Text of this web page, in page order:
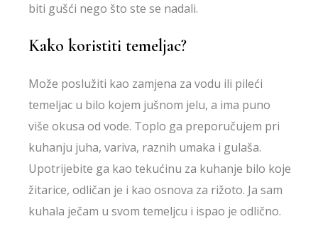
biti gušći nego što ste se nadali.
Kako koristiti temeljac?
Može poslužiti kao zamjena za vodu ili pileći
temeljac u bilo kojem jušnom jelu, a ima puno
više okusa od vode. Toplo ga preporučujem pri
kuhanju juha, variva, raznih umaka i gulaša.
Upotrijebite ga kao tekućinu za kuhanje bilo koje
žitarice, odličan je i kao osnova za rižoto. Ja sam
kuhala ječam u svom temeljcu i ispao je odlično.